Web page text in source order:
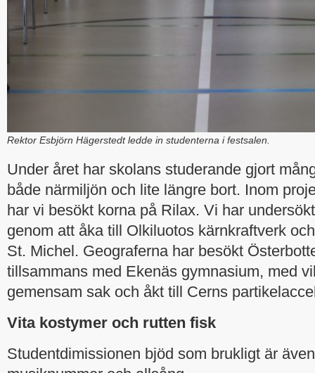
Rektor Esbjörn Hägerstedt ledde in studenterna i festsalen.
Under året har skolans studerande gjort
både närmiljön och lite längre bort. Inom
har vi besökt korna på Rilax. Vi har
genom att åka till Olkiluotos kärnkraftverk
St. Michel. Geograferna har besökt
tillsammans med Ekenäs gymnasium, med
gemensam sak och åkt till Cerns
Vita kostymer och rutten fisk
Studentdimissionen bjöd som brukligt är